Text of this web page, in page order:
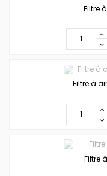
Filtre
Filtre à
Filtre